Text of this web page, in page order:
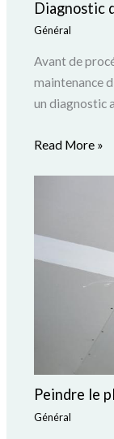
Diagnostic
Général
Avant de
maintenance
un diagnostic
Read More »
Peindre le
Général